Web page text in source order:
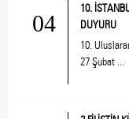
04
10.
DUYURU
10.
27 Şubat ...